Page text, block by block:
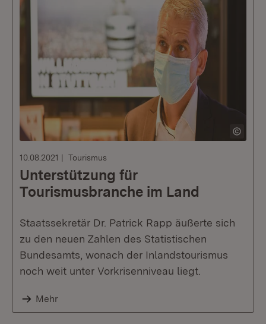
10.08.2021 Tourismus
Unterstützung für
Tourismusbranche im Land
Staatssekretär Dr. Patrick Rapp äußerte sich
zu den neuen Zahlen des Statistischen
Bundesamts, wonach der Inlandstourismus
noch weit unter Vorkrisenniveau liegt.
Mehr